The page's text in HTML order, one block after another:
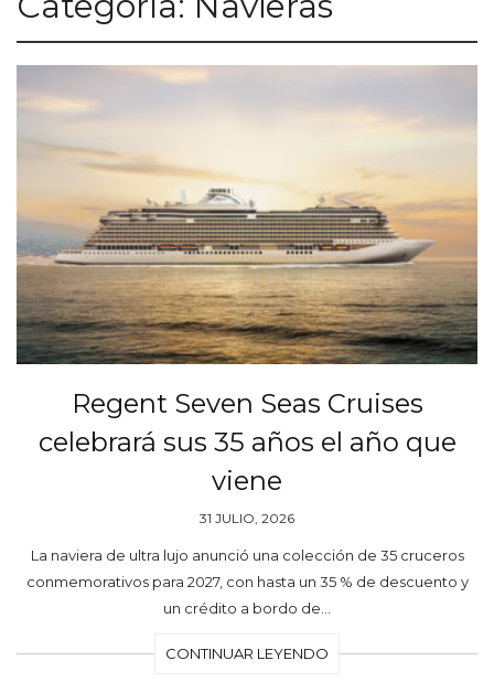
Regent Seven Seas Cruises
celebrará sus 35 años el año que
viene
31 JULIO, 2026
La naviera de ultra lujo anunció una colección de 35 cruceros
conmemorativos para 2027, con hasta un 35 % de descuento y
un crédito a bordo de…
CONTINUAR LEYENDO